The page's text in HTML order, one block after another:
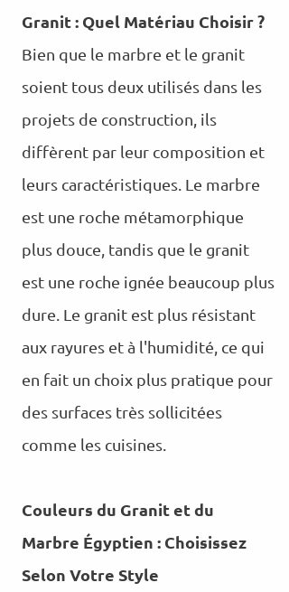
Granit : Quel Matériau Choisir ?
Bien que le marbre et le granit
soient tous deux utilisés dans les
projets de construction, ils
diffèrent par leur composition et
leurs caractéristiques. Le marbre
est une roche métamorphique
plus douce, tandis que le granit
est une roche ignée beaucoup plus
dure. Le granit est plus résistant
aux rayures et à l'humidité, ce qui
en fait un choix plus pratique pour
des surfaces très sollicitées
comme les cuisines.
Couleurs du Granit et du
Marbre Égyptien : Choisissez
Selon Votre Style